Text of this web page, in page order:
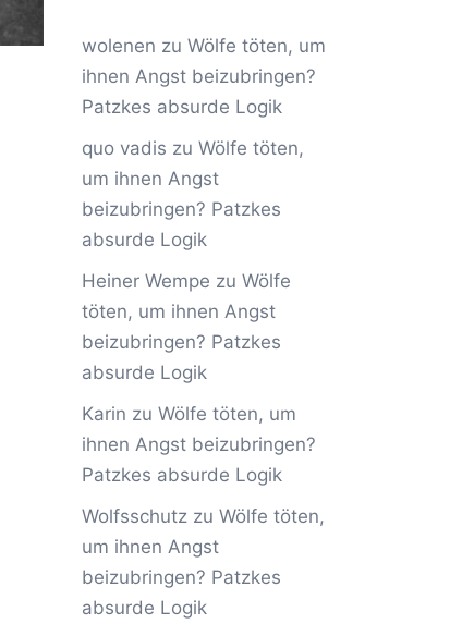
wolenen zu Wölfe töten, um
ihnen Angst beizubringen?
Patzkes absurde Logik
quo vadis zu Wölfe töten,
um ihnen Angst
beizubringen? Patzkes
absurde Logik
Heiner Wempe zu Wölfe
töten, um ihnen Angst
beizubringen? Patzkes
absurde Logik
Karin zu Wölfe töten, um
ihnen Angst beizubringen?
Patzkes absurde Logik
Wolfsschutzzu Wölfe töten,
um ihnen Angst
beizubringen? Patzkes
absurde Logik